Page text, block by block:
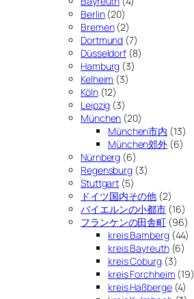
Berlin(20)
Bremen(2)
Dortmund (7)
Düsseldorf (8)
Hamburg (3)
Kelheim (3)
Köln(12)
Leipzig (3)
München (20)
München市内 (13)
München郊外 (6)
Nürnberg (6)
Regensburg (3)
Stuttgart (5)
ドイツ国内その他 (2)
バイエルンの小都市 (16)
フランケンの田舎町 (96)
kreis Bamberg(44)
kreis Bayreuth(6)
kreis Coburg(3)
kreis Forchheim (19)
kreis Haßberge(4)